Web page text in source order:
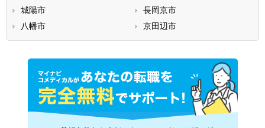
城陽市
長岡京市
八幡市
京田辺市